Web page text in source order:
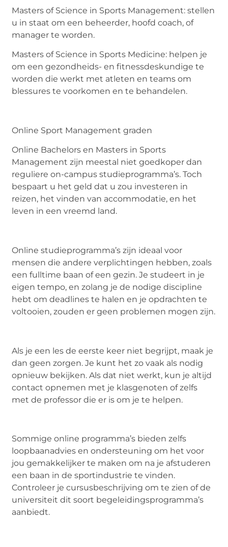
Masters of Science in Sports Management: stellen
u in staat om een beheerder, hoofd coach, of
manager te worden.
Masters of Science in Sports Medicine: helpen je
om een gezondheids- en fitnessdeskundige te
worden die werkt met atleten en teams om
blessures te voorkomen en te behandelen.
Online Sport Management graden
Online Bachelors en Masters in Sports
Management zijn meestal niet goedkoper dan
reguliere on-campus studieprogramma’s. Toch
bespaart u het geld dat u zou investeren in
reizen, het vinden van accommodatie, en het
leven in een vreemd land.
Online studieprogramma’s zijn ideaal voor
mensen die andere verplichtingen hebben, zoals
een fulltime baan of een gezin. Je studeert in je
eigen tempo, en zolang je de nodige discipline
hebt om deadlines te halen en je opdrachten te
voltooien, zouden er geen problemen mogen zijn.
Als je een les de eerste keer niet begrijpt, maak je
dan geen zorgen. Je kunt het zo vaak als nodig
opnieuw bekijken. Als dat niet werkt, kun je altijd
contact opnemen met je klasgenoten of zelfs
met de professor die er is om je te helpen.
Sommige online programma’s bieden zelfs
loopbaanadvies en ondersteuning om het voor
jou gemakkelijker te maken om na je afstuderen
een baan in de sportindustrie te vinden.
Controleer je cursusbeschrijving om te zien of de
universiteit dit soort begeleidingsprogramma’s
aanbiedt.